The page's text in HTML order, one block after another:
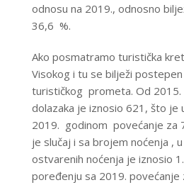
odnosu na 2019., odnosno
36,6 %.
Ako posmatramo turistička
Visokog i tu se bilježi
turističkog prometa. Od 2015.
dolazaka je iznosio 621, što je
2019. godinom povećanje za
je slučaj i sa brojem noćenja ,
ostvarenih noćenja je iznosio
poređenju sa 2019. povećanje